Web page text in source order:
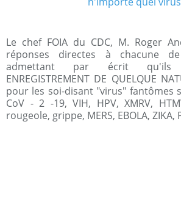
Le chef FOIA du CDC, M. Roger
réponses directes à chacune
admettant par écrit qu'ils
ENREGISTREMENT DE QUELQUE
pour les soi-disant "virus" fantômes
CoV - 2 -19, VIH, HPV, XMRV,
rougeole, grippe, MERS, EBOLA, ZIKA,